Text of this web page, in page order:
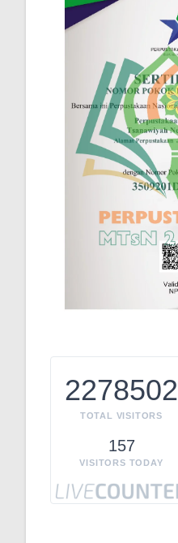
2278502
TOTAL VISITORS
157
VISITORS TODAY